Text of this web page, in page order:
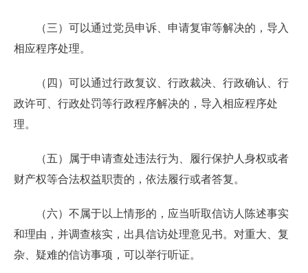
（三）可以通过党员申诉、申请复审等解决的，导入
相应程序处理。
（四）可以通过行政复议、行政裁决、行政确认、行
政许可、行政处罚等行政程序解决的，导入相应程序处
理。
（五）属于申请查处违法行为、履行保护人身权或者
财产权等合法权益职责的，依法履行或者答复。
（六）不属于以上情形的，应当听取信访人陈述事实
和理由，并调查核实，出具信访处理意见书。对重大、复
杂、疑难的信访事项，可以举行听证。